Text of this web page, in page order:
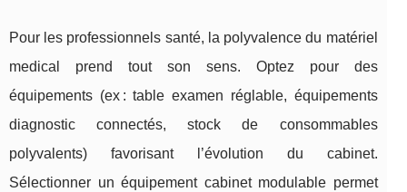
Pour les professionnels santé, la polyvalence du matériel
medical prend tout son sens. Optez pour des
équipements (ex : table examen réglable, équipements
diagnostic connectés, stock de consommables
polyvalents) favorisant l’évolution du cabinet.
Sélectionner un équipement cabinet modulable permet